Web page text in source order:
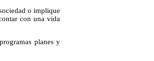
o implique
con una vida
planes y